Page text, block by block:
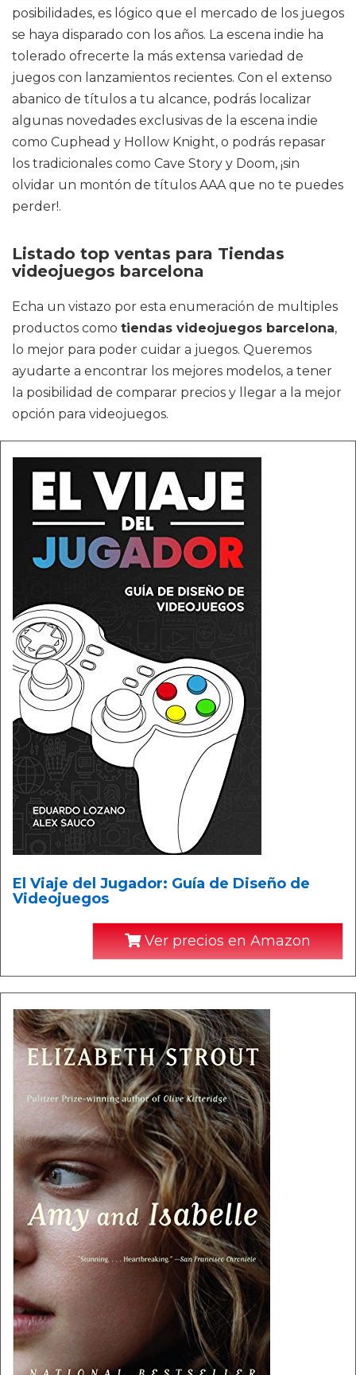
posibilidades, es lógico que el mercado de los juegos
se haya disparado con los años. La escena indie ha
tolerado ofrecerte la más extensa variedad de
juegos con lanzamientos recientes. Con el extenso
abanico de títulos a tu alcance, podrás localizar
algunas novedades exclusivas de la escena indie
como Cuphead y Hollow Knight, o podrás repasar
los tradicionales como Cave Story y Doom, ¡sin
olvidar un montón de títulos AAA que no te puedes
perder!.
Listado top ventas para Tiendas
videojuegos barcelona
Echa un vistazo por esta enumeración de multiples
productos como tiendas videojuegos barcelona,
lo mejor para poder cuidar a juegos. Queremos
ayudarte a encontrar los mejores modelos, a tener
la posibilidad de comparar precios y llegar a la mejor
opción para videojuegos.
El Viaje del Jugador: Guía de Diseño de
Videojuegos
Ver precios en Amazon